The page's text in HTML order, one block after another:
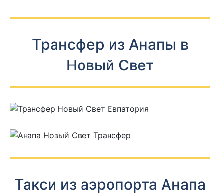
Трансфер из Анапы в
Новый Свет
Такси из аэропорта Анапа